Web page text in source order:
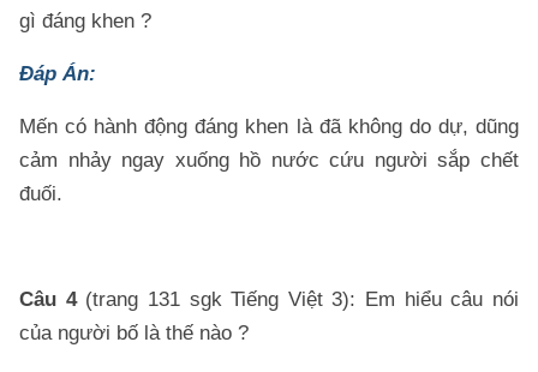
gì đáng khen ?
Đáp Án:
Mến có hành động đáng khen là đã không do dự, dũng
cảm nhảy ngay xuống hồ nước cứu người sắp chết
đuối.
Câu 4(trang 131 sgk Tiếng Việt 3): Em hiểu câu nói
của người bố là thế nào ?